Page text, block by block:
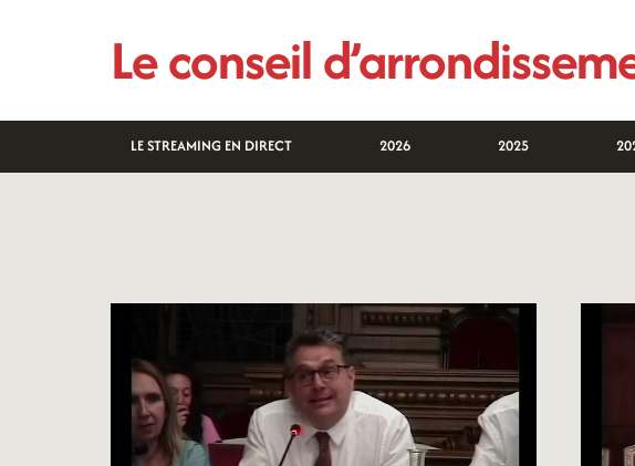
Le conseil
LE STREAMING EN DIRECT 2026 2025